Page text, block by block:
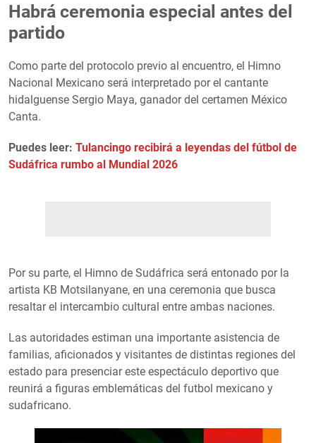
Habrá ceremonia especial antes del
partido
Como parte del protocolo previo al encuentro, el Himno
Nacional Mexicano será interpretado por el cantante
hidalguense Sergio Maya, ganador del certamen México
Canta.
Puedes leer: Tulancingo recibirá a leyendas del fútbol de
Sudáfrica rumbo al Mundial 2026
Por su parte, el Himno de Sudáfrica será entonado por la
artista KB Motsilanyane, en una ceremonia que busca
resaltar el intercambio cultural entre ambas naciones.
Las autoridades estiman una importante asistencia de
familias, aficionados y visitantes de distintas regiones del
estado para presenciar este espectáculo deportivo que
reunirá a figuras emblemáticas del futbol mexicano y
sudafricano.